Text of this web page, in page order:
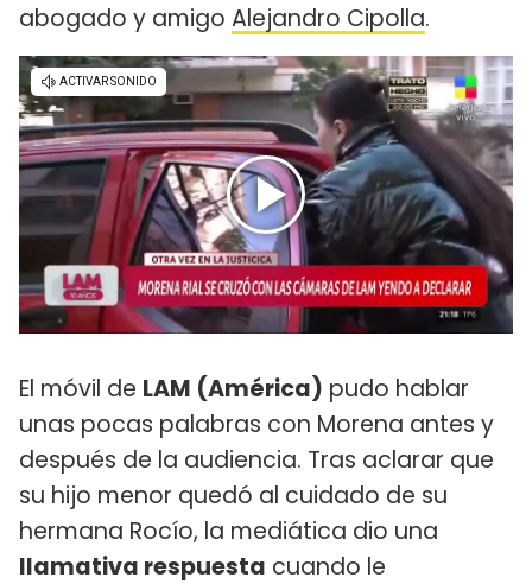
abogado y amigo Alejandro Cipolla.
El móvil de LAM (América) pudo hablar
unas pocas palabras con Morena antes y
después de la audiencia. Tras aclarar que
su hijo menor quedó al cuidado de su
hermana Rocío, la mediática dio una
llamativa respuesta cuando le